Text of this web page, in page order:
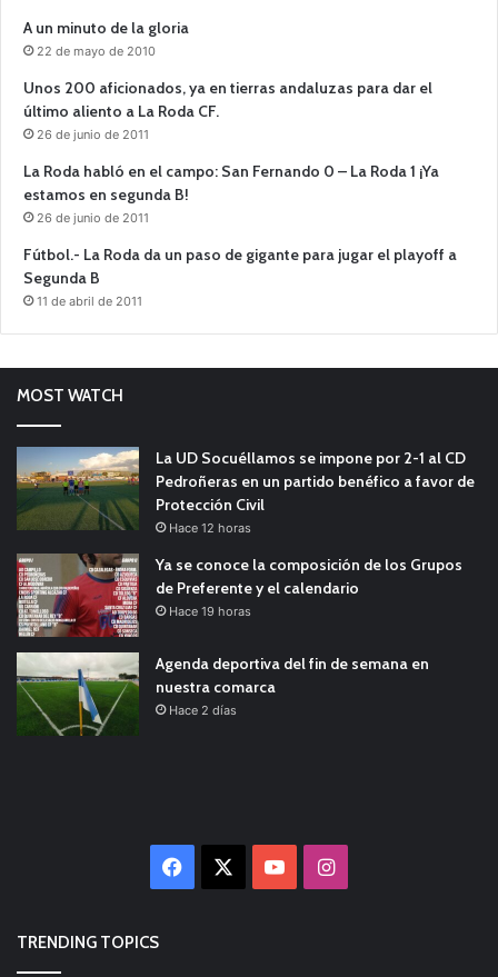
A un minuto de la gloria
22 de mayo de 2010
Unos 200 aficionados, ya en tierras andaluzas para dar el
último aliento a La Roda CF.
26 de junio de 2011
La Roda habló en el campo: San Fernando 0 – La Roda 1 ¡Ya
estamos en segunda B!
26 de junio de 2011
Fútbol.- La Roda da un paso de gigante para jugar el playoff a
Segunda B
11 de abril de 2011
MOST WATCH
La UD Socuéllamos se impone por 2-1 al CD
Pedroñeras en un partido benéfico a favor de
Protección Civil
Hace 12 horas
Ya se conoce la composición de los Grupos
de Preferente y el calendario
Hace 19 horas
Agenda deportiva del fin de semana en
nuestra comarca
Hace 2 días
Facebook YouTubeInstagram
TRENDING TOPICS